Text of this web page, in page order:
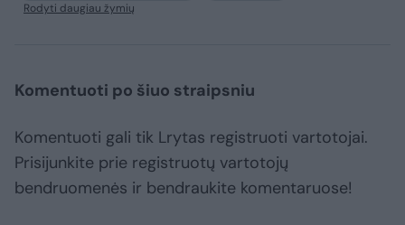
Rodyti daugiau žymių
Komentuoti po šiuo straipsniu
Komentuoti gali tik Lrytas registruoti vartotojai.
Prisijunkite prie registruotų vartotojų
bendruomenės ir bendraukite komentaruose!